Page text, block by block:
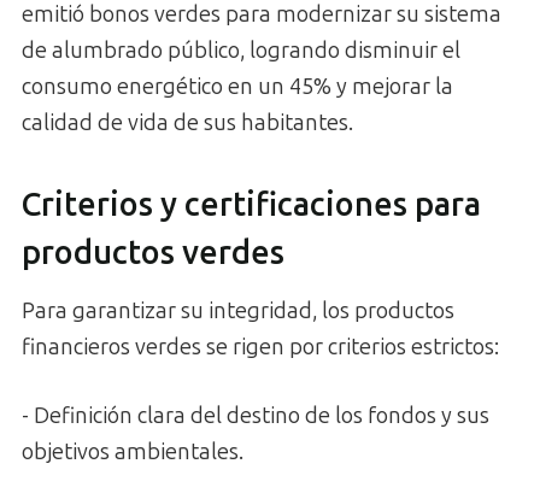
emitió bonos verdes para modernizar su sistema
de alumbrado público, logrando disminuir el
consumo energético en un 45% y mejorar la
calidad de vida de sus habitantes.
Criterios y certificaciones para
productos verdes
Para garantizar su integridad, los productos
financieros verdes se rigen por criterios estrictos:
- Definición clara del destino de los fondos y sus
objetivos ambientales.